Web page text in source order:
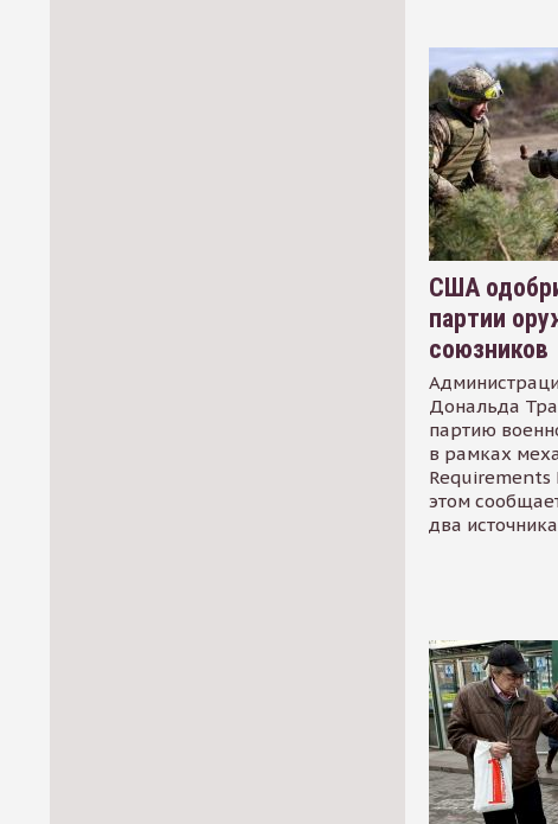
США
партии
союзников
Дональда
партию
в рамках
Requirements
этом
два